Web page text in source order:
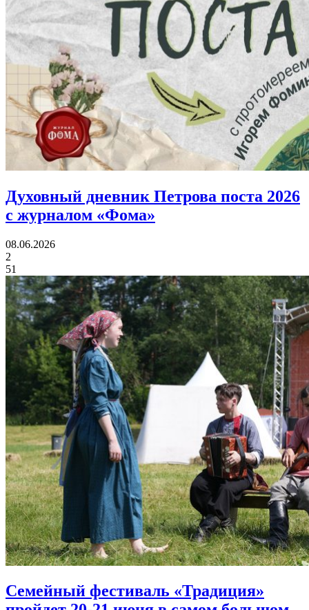
Духовный дневник Петрова поста 2026
с журналом «Фома»
08.06.2026
2
51
Семейный фестиваль «Традиция»